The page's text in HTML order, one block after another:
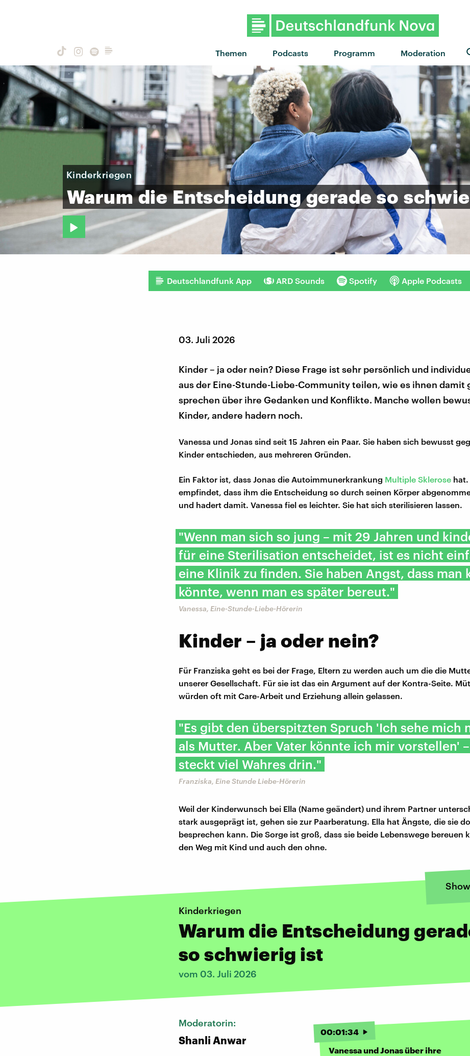
Themen Podcasts Programm Moderation
Kinderkriegen
Warum die Entscheidung gerade so
Deutschlandfunk App ARD Sounds Spotify Apple Podcasts
03. Juli 2026
Kinder – ja oder nein? Diese Frage ist sehr persönlich und
aus der Eine-Stunde-Liebe-Community teilen, wie es ihnen damit
sprechen über ihre Gedanken und Konflikte. Manche wollen
Kinder, andere hadern noch.
Vanessa und Jonas sind seit 15 Jahren ein Paar. Sie haben sich bewusst
Kinder entschieden, aus mehreren Gründen.
Ein Faktor ist, dass Jonas die Autoimmunerkrankung Multiple Sklerose hat.
empfindet, dass ihm die Entscheidung so durch seinen Körper
und hadert damit. Vanessa fiel es leichter. Sie hat sich sterilisieren lassen.
"Wenn man sich so jung – mit 29 Jahren und
für eine Sterilisation entscheidet, ist es nicht
eine Klinik zu finden. Sie haben Angst, dass man
könnte, wenn man es später bereut."
Vanessa, Eine-Stunde-Liebe-Hörerin
Kinder – ja oder nein?
Für Franziska geht es bei der Frage, Eltern zu werden auch um die die
unserer Gesellschaft. Für sie ist das ein Argument auf der Kontra-Seite.
würden oft mit Care-Arbeit und Erziehung allein gelassen.
"Es gibt den überspitzten Spruch 'Ich sehe mich
als Mutter. Aber Vater könnte ich mir vorstellen'
steckt viel Wahres drin."
Franziska, Eine Stunde Liebe-Hörerin
Weil der Kinderwunsch bei Ella (Name geändert) und ihrem Partner
stark ausgeprägt ist, gehen sie zur Paarberatung. Ella hat Ängste, die sie
besprechen kann. Die Sorge ist groß, dass sie beide Lebenswege bereuen
den Weg mit Kind und auch den ohne.
Kinderkriegen
Warum die Entscheidung
so schwierig ist
vom 03. Juli 2026
Moderatorin:
Shanli Anwar
00:01:34
Vanessa und Jonas über ihre